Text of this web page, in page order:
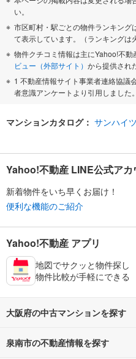
い。
市区町村・駅ごとの物件ランキン
て表示しています。（ランキングは
物件クチコミ情報は主にYahoo!不
ビュー（外部サイト） から提供され
1 不動産情報サイト事業者連絡協議
者意識アンケートより引用しました。
マンションカタログ： サンハイ
Yahoo!不動産 LINE公式アカ
新着物件をいち早くお届け！
便利な機能のご紹介
Yahoo!不動産 アプリ
地図でサクッと物件探し
物件比較が手軽にできる
大阪府の中古マンションを探す
路線・駅から探す
泉南市の不動産情報を探す